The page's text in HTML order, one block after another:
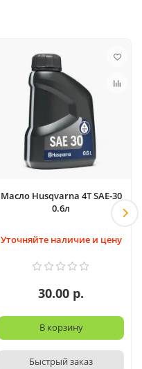
Масло Husqvarna 4T SAE-30
0.6л
Уточняйте наличие и цену
30.00 р.
В корзину
Быстрый заказ